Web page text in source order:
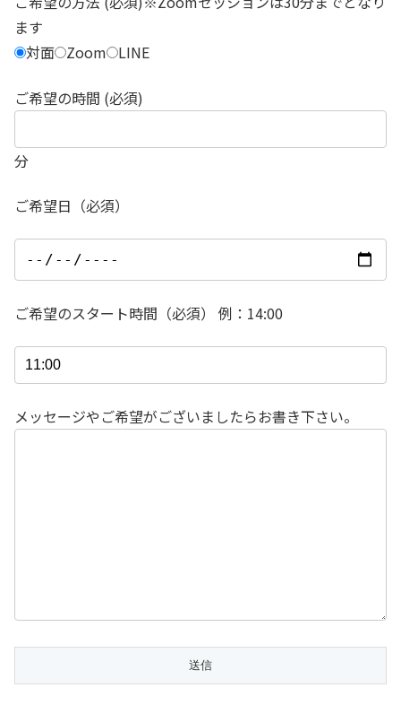
ます
対面 Zoom LINE
ご希望の時間 (必須)
分
ご希望日（必須）
ご希望のスタート時間（必須） 例：14:00
メッセージやご希望がございましたらお書き下さい。